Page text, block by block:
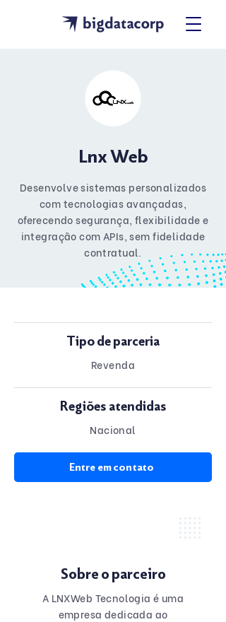
Lnx Web
Desenvolve sistemas personalizados
com tecnologias avançadas,
oferecendo segurança, flexibilidade e
integração com APIs, sem fidelidade
contratual.
Tipo de parceria
Revenda
Regiões atendidas
Nacional
Entre em contato
Sobre o parceiro
A LNXWeb Tecnologia é uma
empresa dedicada ao